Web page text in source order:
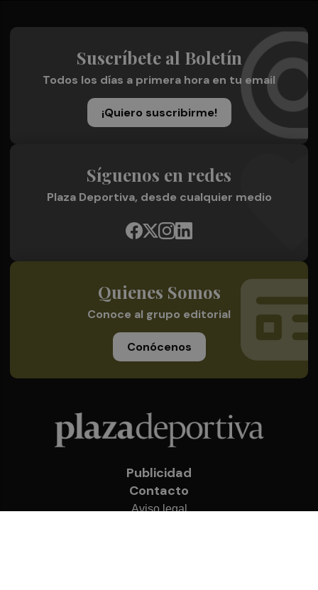
Suscríbete al Boletín
Todos los días a primera hora en tu email
¡Quiero suscribirme!
Síguenos en redes
Plaza Deportiva, desde cualquier medio
Quienes Somos
Conoce al grupo editorial
Conócenos
Publicidad
Contacto
Aviso legal